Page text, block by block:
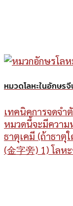
หมวดโลหะในอักษร
เทคนิคการจดจำ
หมวดนี้จะมีความ
ธาตุเคมี (ถ้าธาตุ
(金字旁) 1) โลห